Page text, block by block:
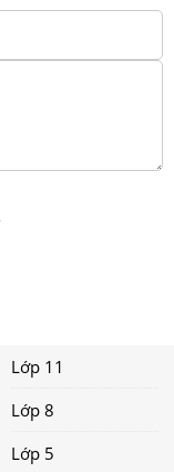
Lớp 11
Lớp 8
Lớp 5